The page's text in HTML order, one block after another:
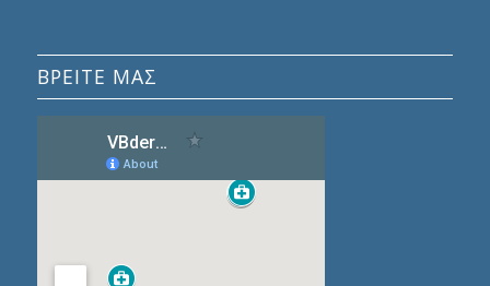
ΒΡΕΙΤΕ ΜΑΣ